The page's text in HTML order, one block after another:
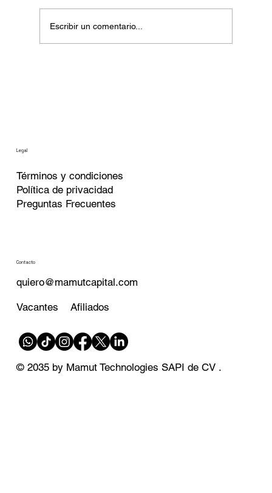
Escribir un comentario...
Legal
Términos y condiciones
Política de privacidad
Preguntas Frecuentes
Contacto
quiero@mamutcapital.com
Vacantes Afiliados
© 2035 by Mamut Technologies SAPI de CV .